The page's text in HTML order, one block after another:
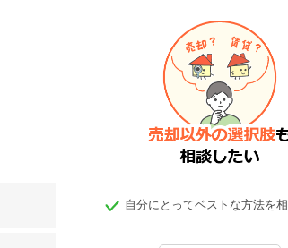
自分にとってベストな方法を